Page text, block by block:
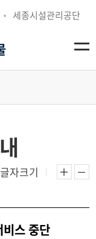
세종시설관리공단
글자크기 본문
스 중단